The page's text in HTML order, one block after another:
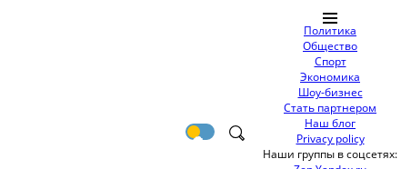
Политика
Общество
Спорт
Экономика
Шоу-бизнес
Стать партнером
Наш блог
Privacy policy
Наши группы в соцсетях: